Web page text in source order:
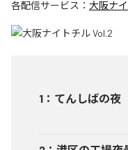
各配信サービス： 大阪ナ
1 ： てんしばの夜